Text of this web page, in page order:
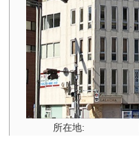
所在地: